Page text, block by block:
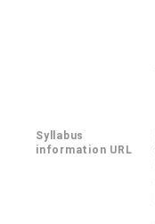
Syllabus
information URL